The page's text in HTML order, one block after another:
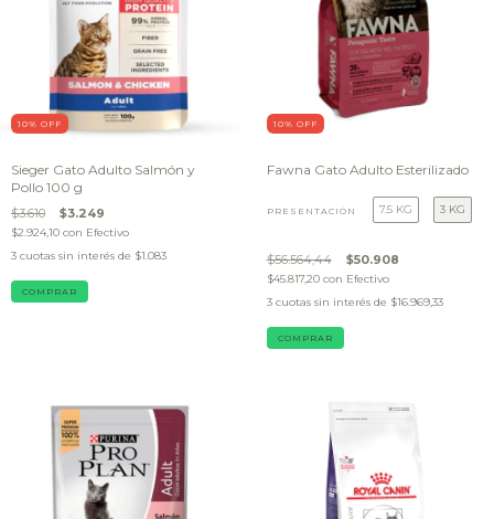
10% OFF
Sieger Gato Adulto Salmón y
Pollo 100 g
$3.610 $3.249
$2.924,10 con Efectivo
3 cuotas sin interés de $1.083
10% OFF
Fawna Gato Adulto Esterilizado
PRESENTACIÓN 7.5 KG 3 KG
$56.564,44 $50.908
$45.817,20 con Efectivo
3 cuotas sin interés de $16.969,33
COMPRAR